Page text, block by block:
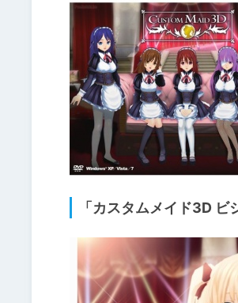
「カスタムメイド3D ビ